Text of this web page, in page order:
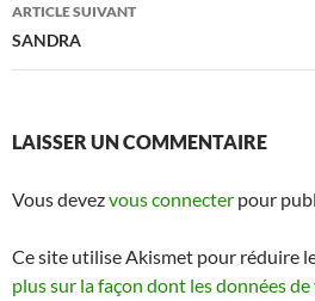
ARTICLE SUIVANT
SANDRA
LAISSER UN COMMENTAIRE
Vous devezvous connecter pour
Ce site utilise Akismet pour réduire
plus sur la façon dont les données